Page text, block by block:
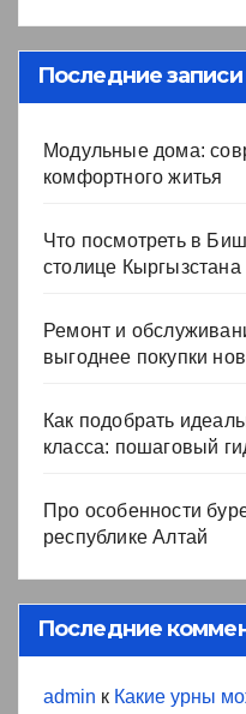
Последние записи
Модульные дома:
комфортного житья
Что посмотреть в
столице Кыргызстана
Ремонт и
выгоднее покупки
Как подобрать
класса: пошаговый
Про особенности
республике Алтай
Последние
admin к Какие урны